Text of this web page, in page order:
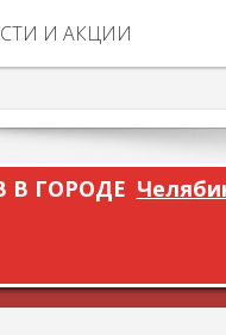
И АКЦИИ
В ГОРОДЕ